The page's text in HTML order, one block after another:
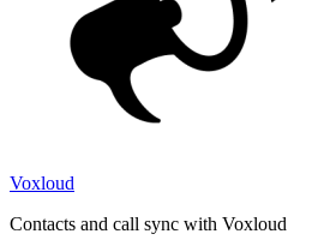
Voxloud
Contacts and call sync with Voxloud